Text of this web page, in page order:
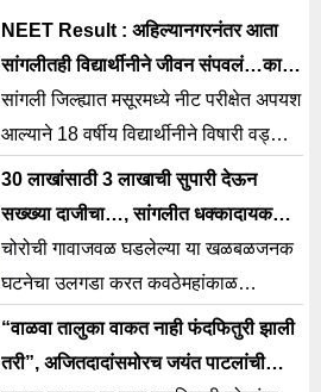
NEET Result : अहिल्यानगरनंतर आता
सांगलीतही विद्यार्थीनीने जीवन संपवलं…कारण
तेच..
सांगली जिल्ह्यात मसूरमध्ये नीट परीक्षेत अपयश
आल्याने 18 वर्षीय विद्यार्थीनीने विषारी वड्या
खाऊन जीवन संपवल्याची दुर्देवी घटना घडली.
30 लाखांसाठी 3 लाखाची सुपारी देऊन
सख्ख्या दाजीचा…, सांगलीत धक्कादायक
अपघाताचा बनाव फुटला
चोरोची गावाजवळ घडलेल्या या खळबळजनक
घटनेचा उलगडा करत कवठेमहांकाळ
पोलिसांनी गुन्ह्याचा छडा लावला आहे.
“वाळवा तालुका वाकत नाही फंदफितुरी झाली
तरी”, अजितदादांसमोरच जयंत पाटलांची